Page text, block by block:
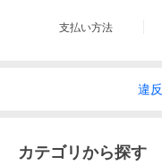
支払い方法
違反
カテゴリから探す